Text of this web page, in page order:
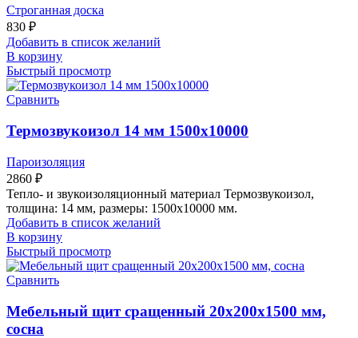
Строганная доска
830 ₽
Добавить в список желаний
В корзину
Быстрый просмотр
Сравнить
Термозвукоизол 14 мм 1500х10000
Пароизоляция
2860 ₽
Тепло- и звукоизоляционный материал Термозвукоизол,
толщина: 14 мм, размеры: 1500х10000 мм.
Добавить в список желаний
В корзину
Быстрый просмотр
Сравнить
Мебельный щит сращенный 20х200х1500 мм,
сосна